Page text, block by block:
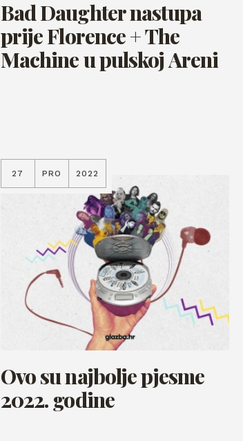
Bad Daughter nastupa
prije Florence + The
Machine u pulskoj Areni
27 PRO 2022
Ovo su najbolje pjesme
2022. godine